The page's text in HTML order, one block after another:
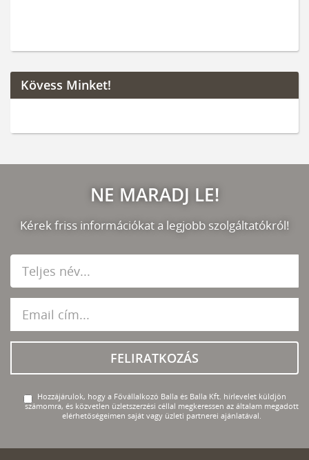
Kövess Minket!
NE MARADJ LE!
Kérek friss információkat a legjobb szolgáltatókról!
FELIRATKOZÁS
Hozzájárulok, hogy a Fővállalkozó Balla és Balla Kft. hírlevelet küldjön
számomra, és közvetlen üzletszerzési céllal megkeressen az általam megadott
elérhetőségeimen saját vagy üzleti partnerei ajánlatával.